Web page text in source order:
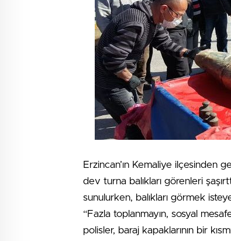
Erzincan’ın Kemaliye ilçesinden
dev turna balıkları görenleri
sunulurken, balıkları görmek
“Fazla toplanmayın, sosyal
polisler, baraj kapaklarının bir